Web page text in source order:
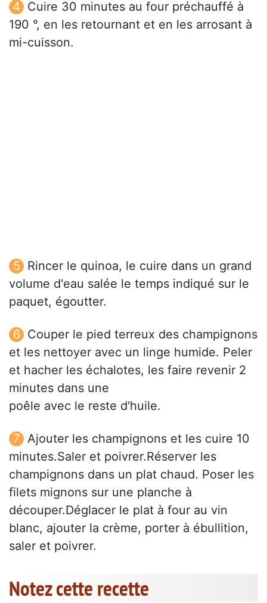
Cuire 30 minutes au four préchauffé à
190 °, en les retournant et en les arrosant à
mi-cuisson.
Rincer le quinoa, le cuire dans un grand
volume d'eau salée le temps indiqué sur le
paquet, égoutter.
Couper le pied terreux des champignons
et les nettoyer avec un linge humide. Peler
et hacher les échalotes, les faire revenir 2
minutes dans une
poêle avec le reste d'huile.
Ajouter les champignons et les cuire 10
minutes.Saler et poivrer.Réserver les
champignons dans un plat chaud. Poser les
filets mignons sur une planche à
découper.Dé­glacer le plat à four au vin
blanc, ajouter la crème, porter à ébullition,
saler et poivrer.
Notez cette recette